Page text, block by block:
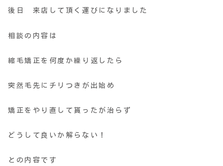
後日 来店して頂く運びになりました
相談の内容は
縮毛矯正を何度か繰り返したら
突然毛先にチリつきが出始め
矯正をやり直して貰ったが治らず
どうして良いか解らない！
との内容です